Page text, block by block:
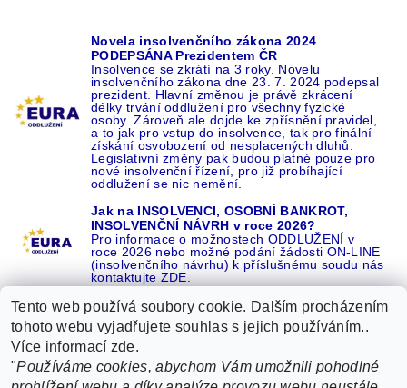
Novela insolvenčního zákona 2024
PODEPSÁNA Prezidentem ČR
Insolvence se zkrátí na 3 roky. Novelu
insolvenčního zákona dne 23. 7. 2024 podepsal
prezident. Hlavní změnou je právě zkrácení
délky trvání oddlužení pro všechny fyzické
osoby. Zároveň ale dojde ke zpřísnění pravidel,
a to jak pro vstup do insolvence, tak pro finální
získání osvobození od nesplacených dluhů.
Legislativní změny pak budou platné pouze pro
nové insolvenční řízení, pro již probíhající
oddlužení se nic nemění.
Jak na INSOLVENCI, OSOBNÍ BANKROT,
INSOLVENČNÍ NÁVRH v roce 2026?
Pro informace o možnostech ODDLUŽENÍ v
roce 2026 nebo možné podání žádosti ON-LINE
(insolvenčního návrhu) k příslušnému soudu nás
kontaktujte ZDE.
Recenze o NÁS na GOOGLE 16 let REFERENCÍ v celé ČR |
Recenze o NÁS na SEZNAMU |
Tento web používá soubory cookie. Dalším procházením
tohoto webu vyjadřujete souhlas s jejich používáním..
Více informací zde.
"Používáme cookies, abychom Vám umožnili pohodlné